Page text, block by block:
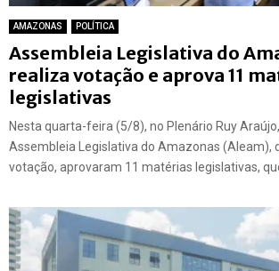
AMAZONAS POLÍTICA
Assembleia Legislativa do
realiza votação e aprova 11
legislativas
Nesta quarta-feira (5/8), no Plenário Ruy
Assembleia Legislativa do Amazonas (Aleam),
votação, aprovaram 11 matérias legislativas,